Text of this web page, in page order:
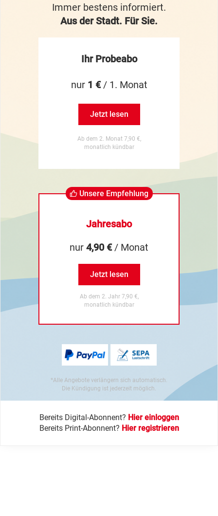
Immer bestens informiert.
Aus der Stadt. Für Sie.
Ihr Probeabo
nur 1 €/ 1. Monat
Jetzt lesen
Ab dem 2. Monat 7,90 €,
monatlich kündbar
Unsere Empfehlung
Jahresabo
nur 4,90 €/ Monat
Jetzt lesen
Ab dem 2. Jahr 7,90 €,
monatlich kündbar
*Alle Angebote verlängern sich automatisch.
Die Kündigung ist jederzeit möglich.
Bereits Digital-Abonnent? Hier einloggen
Bereits Print-Abonnent? Hier registrieren